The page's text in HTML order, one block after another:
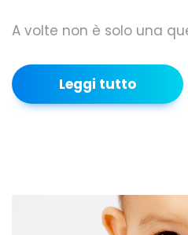
A volte non è solo una
Leggi tutto